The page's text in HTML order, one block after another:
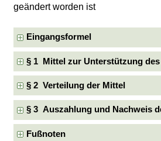
geändert worden ist
Eingangsformel
§ 1 Mittel zur Unterstützung
§ 2 Verteilung der Mittel
§ 3 Auszahlung und Nachweis
Fußnoten